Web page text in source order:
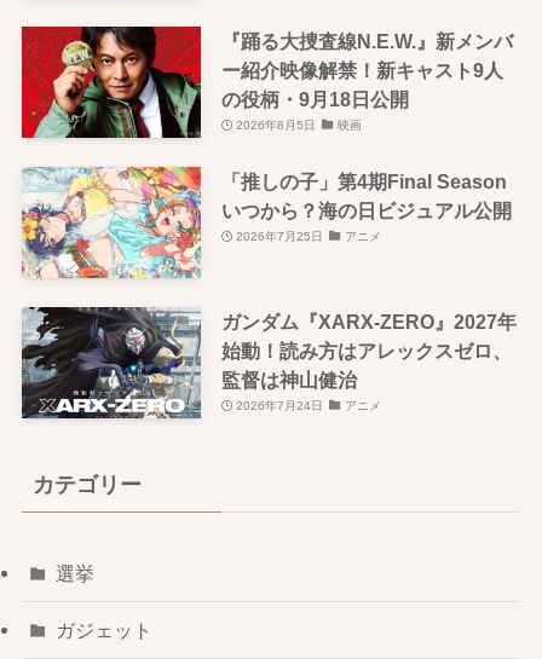
『踊る大捜査線N.E.W.』新メンバ
ー紹介映像解禁！新キャスト9人
の役柄・9月18日公開
2026年8月5日 映画
「推しの子」第4期Final Season
いつから？海の日ビジュアル公開
2026年7月25日 アニメ
ガンダム『XARX-ZERO』2027年
始動！読み方はアレックスゼロ、
監督は神山健治
2026年7月24日 アニメ
カテゴリー
選挙
ガジェット